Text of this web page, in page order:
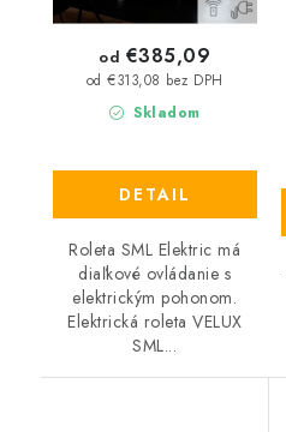
Skladom
od €313,08 bez DPH
od €385,09
DETAIL
Roleta SML Elektric má
diaľkové ovládanie s
elektrickým pohonom.
Elektrická roleta VELUX
SML...